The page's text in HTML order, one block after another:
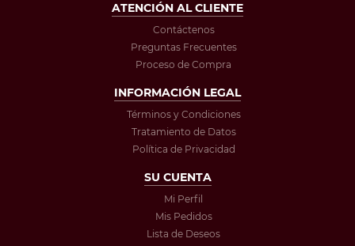
ATENCIÓN AL CLIENTE
Contáctenos
Preguntas Frecuentes
Proceso de Compra
INFORMACIÓN LEGAL
Términos y Condiciones
Tratamiento de Datos
Política de Privacidad
SU CUENTA
Mi Perfil
Mis Pedidos
Lista de Deseos